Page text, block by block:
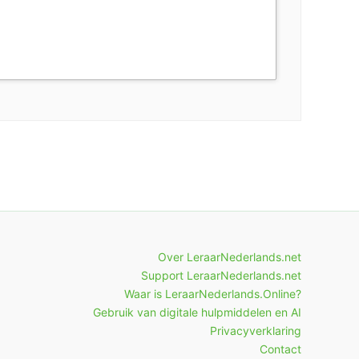
Over LeraarNederlands.net
Support LeraarNederlands.net
Waar is LeraarNederlands.Online?
Gebruik van digitale hulpmiddelen en AI
Privacyverklaring
Contact